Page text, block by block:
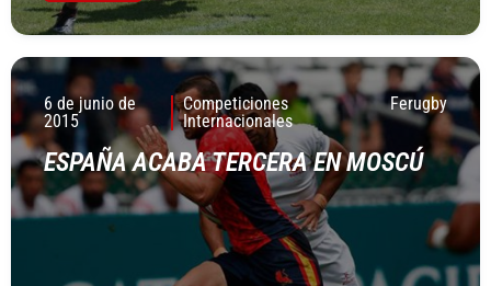
6 de junio de
2015
Competiciones
Internacionales
Ferugby
ESPAÑA ACABA TERCERA EN MOSCÚ